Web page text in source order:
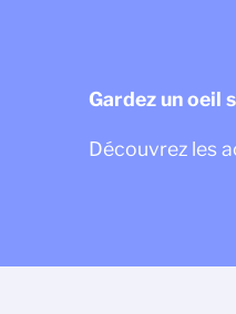
Gardez un oeil
Découvrez les